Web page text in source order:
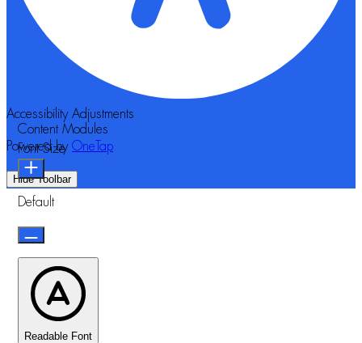
Accessibility Adjustments
Powered by OneTap
Hide Toolbar
Content Modules
Font Size
Default
Readable Font